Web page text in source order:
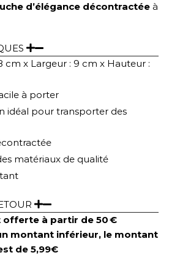
d’élégance décontractée à
cm x Largeur : 9 cm x Hauteur :
à porter
idéal pour transporter des
matériaux de qualité
offerte à partir de 50 €
montant inférieur, le montant
de 5,99€